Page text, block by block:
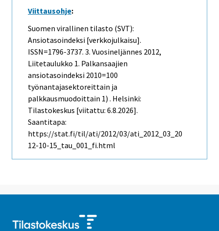
Viittausohje:
Suomen virallinen tilasto (SVT):
Ansiotasoindeksi [verkkojulkaisu].
ISSN=1796-3737. 3. Vuosineljännes 2012,
Liitetaulukko 1. Palkansaajien
ansiotasoindeksi 2010=100
työnantajasektoreittain ja
palkkausmuodoittain 1) . Helsinki:
Tilastokeskus [viitattu: 6.8.2026].
Saantitapa:
https://stat.fi/til/ati/2012/03/ati_2012_03_20
12-10-15_tau_001_fi.html